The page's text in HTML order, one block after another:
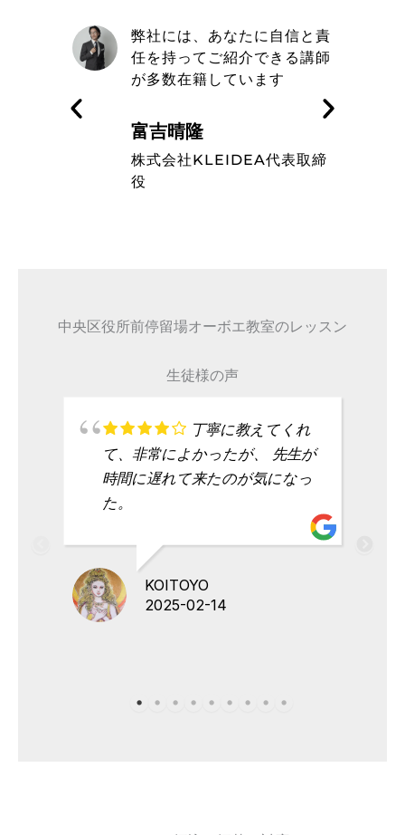
弊社には、あなたに自信と責
任を持ってご紹介できる講師
が多数在籍しています
富吉晴隆
株式会社KLEIDEA代表取締
役
中央区役所前停留場オーボエ教室のレッスン
生徒様の声
丁寧に教えてくれ
て、非常によかったが、 先生が
時間に遅れて来たのが気になっ
た。
KOITOYO
2025-02-14